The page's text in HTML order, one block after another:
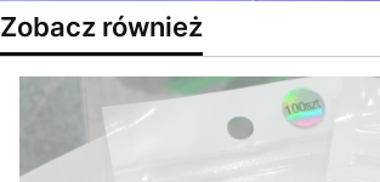
Zobacz również